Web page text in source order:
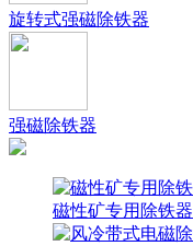
旋转式强磁除铁器
强磁除铁器
磁性矿专用除铁器